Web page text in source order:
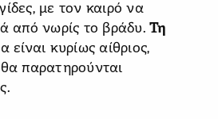
με τον καιρό να
από νωρίς το βράδυ. Τη
είναι κυρίως αίθριος,
παρατηρούνται